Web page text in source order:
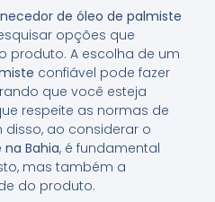
de óleo de palmiste
opções que
produto. A escolha de um
confiável pode fazer
que você esteja
respeite as normas de
disso, ao considerar o
Bahia, é fundamental
mas também a
do produto.